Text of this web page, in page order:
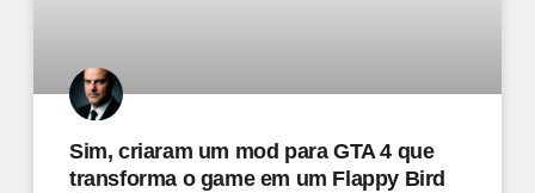
Sim, criaram um mod para GTA 4 que
transforma o game em um Flappy Bird